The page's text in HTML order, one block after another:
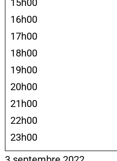
15h00
16h00
17h00
18h00
19h00
20h00
21h00
22h00
23h00